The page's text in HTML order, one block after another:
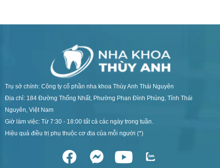
Trụ sở chính: Công ty cổ phần nha khoa Thùy Anh Thái Nguyên
Địa chỉ: 184 Đường Thống Nhất, Phường Phan Đình Phùng, Tỉnh Thái
Nguyên, Việt Nam
Giờ làm việc: Từ 7:30 - 18:00 tất cả các ngày trong tuần.
Hiệu quả điều trị phụ thuộc cơ địa của mỗi người (*)